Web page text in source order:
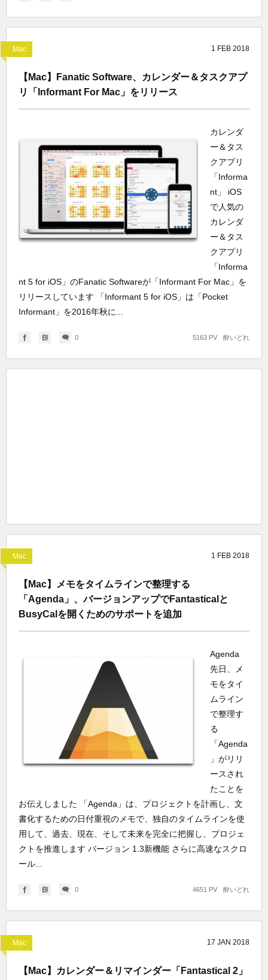
Mac 1 FEB 2018
【Mac】Fanatic Software、カレンダー＆タスクアプ
リ「Informant For Mac」をリリース
カレンダ
ー＆タス
クアプリ
「Informa
nt」 iOS
で人気の
カレンダ
ー＆タス
クアプリ
「Informa
nt 5 for iOS」のFanatic Softwareが「Informant For Mac」を
リリースしています 「Informant 5 for iOS」は「Pocket
Informant」を2016年秋に...
0 酔いどれ
5163 PV
Mac 1 FEB 2018
【Mac】メモをタイムラインで整理する
「Agenda」、バージョンアップでFantasticalと
BusyCalを開くためのサポートを追加
Agenda
先日、メ
モをタイ
ムライン
で整理す
る
「Agenda
」がリリ
ースされ
たことを
お伝えしました 「Agenda」は、プロジェクトを計画し、文
書化するための日付重視のメモで、独自のタイムラインを使
用して、過去、現在、そして未来を完全に把握し、プロジェ
クトを推進します バージョン 1.3新機能 さらに高速なスクロ
ール...
0 酔いどれ
4651 PV
Mac 17 JAN 2018
【Mac】カレンダー＆リマインダー「Fantastical 2」